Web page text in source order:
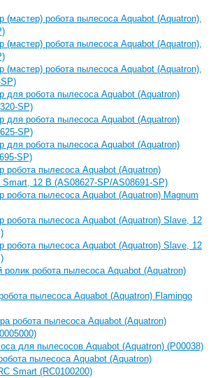
(мастер) робота пылесоса Aquabot (Aquatron),
(мастер) робота пылесоса Aquabot (Aquatron),
(мастер) робота пылесоса Aquabot (Aquatron),
для робота пылесоса Aquabot (Aquatron)
SP)
для робота пылесоса Aquabot (Aquatron)
SP)
для робота пылесоса Aquabot (Aquatron)
SP)
робота пылесоса Aquabot (Aquatron)
Smart, 12 В (AS08627-SP/AS08691-SP)
робота пылесоса Aquabot (Aquatron) Magnum
робота пылесоса Aquabot (Aquatron) Slave, 12
робота пылесоса Aquabot (Aquatron) Slave, 12
робота пылесоса Aquabot (Aquatron)
пылесоса Aquabot (Aquatron) Flamingo
робота пылесоса Aquabot (Aquatron)
для пылесосов Aquabot (Aquatron) (P00038)
пылесоса Aquabot (Aquatron)
Smart (RC0100200)